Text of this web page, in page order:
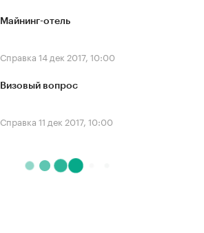
Майнинг-отель
Справка 14 дек 2017, 10:00
Визовый вопрос
Справка 11 дек 2017, 10:00